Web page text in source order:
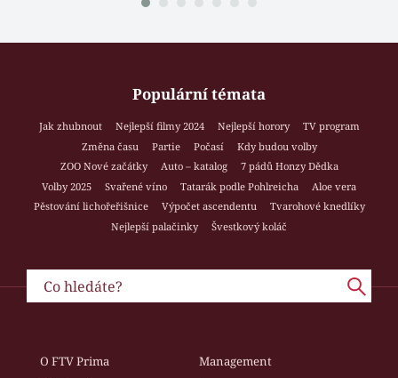
Populární témata
Jak zhubnout Nejlepší filmy 2024 Nejlepší horory
TV program
Změna času
Partie Počasí
Kdy budou volby
ZOO Nové začátky
Auto – katalog
7 pádů Honzy Dědka
Volby 2025
Svařené víno Tatarák podle Pohlreicha
Aloe vera
Pěstování lichořeřišnice
Výpočet ascendentu
Tvarohové knedlíky
Nejlepší palačinky
Švestkový koláč
O FTV Prima
Management